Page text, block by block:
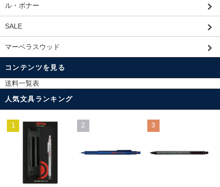
ル・ボナー
SALE
マーベラスウッド
コンテンツを見る
送料一覧表
人気文具ランキング
1 2 3